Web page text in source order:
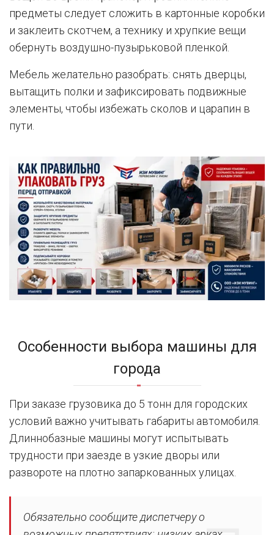
предметы следует сложить в картонные коробки
и заклеить скотчем, а технику и хрупкие вещи
обернуть воздушно-пузырьковой пленкой.
Мебель желательно разобрать: снять дверцы,
вытащить полки и зафиксировать подвижные
элементы, чтобы избежать сколов и царапин в
пути.
Особенности выбора машины для
города
При заказе грузовика до 5 тонн для городских
условий важно учитывать габариты автомобиля.
Длиннобазные машины могут испытывать
трудности при заезде в узкие дворы или
развороте на плотно запаркованных улицах.
Обязательно сообщите диспетчеру о